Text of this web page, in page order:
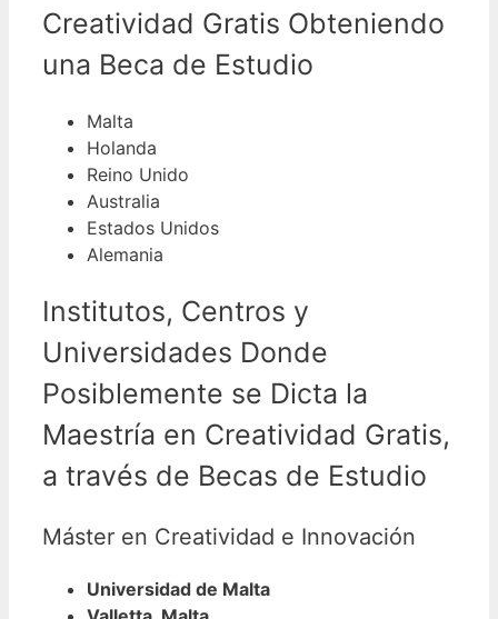
Creatividad Gratis Obteniendo
una Beca de Estudio
Malta
Holanda
Reino Unido
Australia
Estados Unidos
Alemania
Institutos, Centros y
Universidades Donde
Posiblemente se Dicta la
Maestría en Creatividad Gratis,
a través de Becas de Estudio
Máster en Creatividad e Innovación
Universidad de Malta